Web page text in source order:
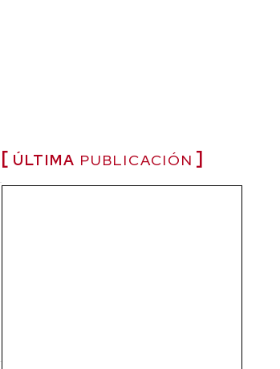
ÚLTIMA PUBLICACIÓN